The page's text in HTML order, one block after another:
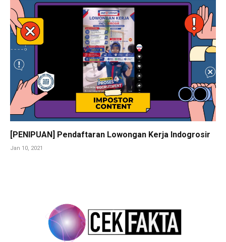
[PENIPUAN] Pendaftaran Lowongan Kerja Indogrosir
Jan 10, 2021